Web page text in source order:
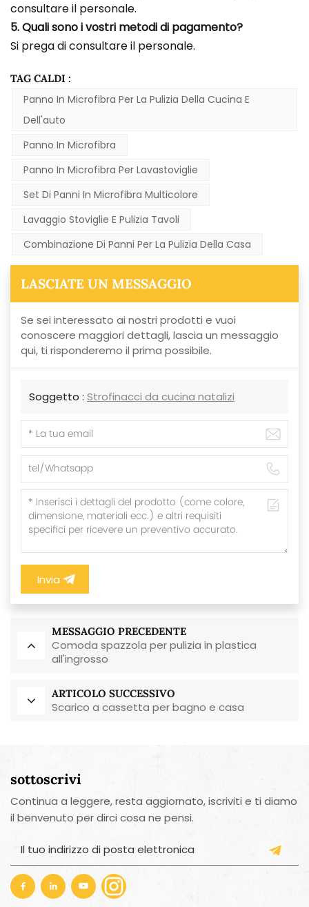
consultare il personale.
5. Quali sono i vostri metodi di pagamento?
Si prega di consultare il personale.
TAG CALDI :
Panno In Microfibra Per La Pulizia Della Cucina E
Dell'auto
Panno In Microfibra
Panno In Microfibra Per Lavastoviglie
Set Di Panni In Microfibra Multicolore
Lavaggio Stoviglie E Pulizia Tavoli
Combinazione Di Panni Per La Pulizia Della Casa
LASCIATE UN MESSAGGIO
Se sei interessato ai nostri prodotti e vuoi
conoscere maggiori dettagli, lascia un messaggio
qui, ti risponderemo il prima possibile.
Soggetto : Strofinacci da cucina natalizi
Invia
MESSAGGIO PRECEDENTE
Comoda spazzola per pulizia in plastica
all'ingrosso
ARTICOLO SUCCESSIVO
Scarico a cassetta per bagno e casa
sottoscrivi
Continua a leggere, resta aggiornato, iscriviti e ti diamo
il benvenuto per dirci cosa ne pensi.